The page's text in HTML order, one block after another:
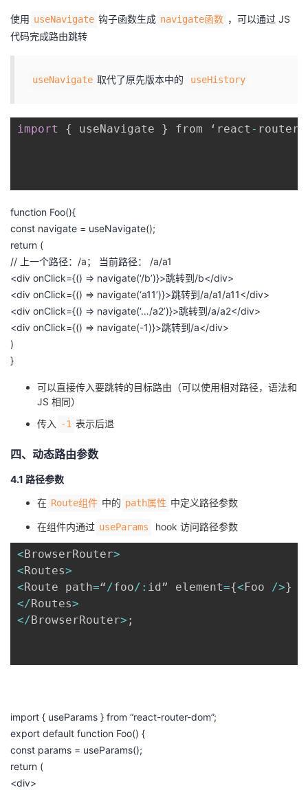
使用 useNavigate 钩子函数生成 navigate函数 ，可以通过 JS
代码完成路由跳转
useNavigate 取代了原先版本中的 useHistory
import { useNavigate } from ‘react - router
function Foo(){
const navigate = useNavigate();
return (
// 上一个路径：/a； 当前路径： /a/a1
<div onClick={() => navigate(‘/b’)}>跳转到/b</div>
<div onClick={() => navigate(‘a11’)}>跳转到/a/a1/a11</div>
<div onClick={() => navigate(‘…/a2’)}>跳转到/a/a2</div>
<div onClick={() => navigate(-1)}>跳转到/a</div>
)
}
可以直接传入要跳转的目标路由（可以使用相对路径，语法和
JS 相同）
传入
-1 表示后退
四、动态路由参数
4.1 路径参数
在 Route组件 中的 path属性 中定义路径参数
在组件内通过 useParams hook 访问路径参数
<BrowserRouter>
<Routes>
<Route path=“/foo/ : id” element={<Foo />}
</Routes>
</BrowserRouter> ;
import { useParams } from “react-router-dom”;
export default function Foo() {
const params = useParams();
return (
<div>